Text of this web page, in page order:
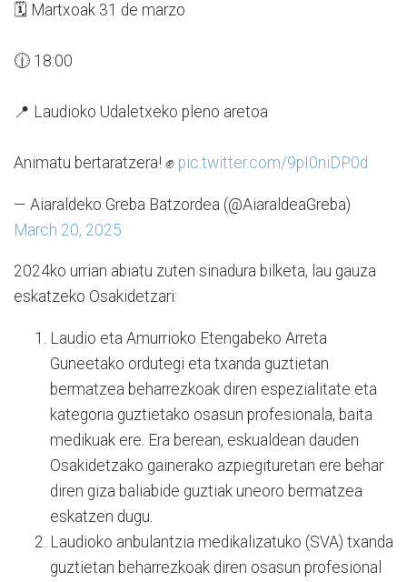
🗓️ Martxoak 31 de marzo
🕧 18:00
📍 Laudioko Udaletxeko pleno aretoa
Animatu bertaratzera! ✊ pic.twitter.com/9pI0niDP0d
— Aiaraldeko Greba Batzordea (@AiaraldeaGreba)
March 20, 2025
2024ko urrian abiatu zuten sinadura bilketa, lau gauza
eskatzeko Osakidetzari:
Laudio eta Amurrioko Etengabeko Arreta
Guneetako ordutegi eta txanda guztietan
bermatzea beharrezkoak diren espezialitate eta
kategoria guztietako osasun profesionala, baita
medikuak ere. Era berean, eskualdean dauden
Osakidetzako gainerako azpiegituretan ere behar
diren giza baliabide guztiak uneoro bermatzea
eskatzen dugu.
Laudioko anbulantzia medikalizatuko (SVA) txanda
guztietan beharrezkoak diren osasun profesional